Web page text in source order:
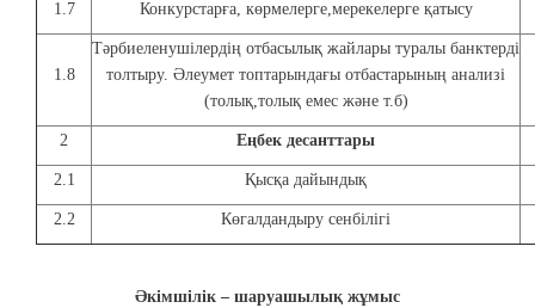
1.7 Конкурстарға, көрмелерге,мерекелерге қатысу
1.8
Тәрбиеленушілердің отбасылық жайлары туралы банктерді
толтыру. Әлеумет топтарындағы отбастарының анализі
(толық,толық емес және т.б)
2 Еңбек десанттары
2.1 Қысқа дайындық
2.2 Көгалдандыру сенбілігі
Әкімшілік – шаруашылық жұмыс